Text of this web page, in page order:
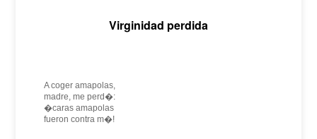
Virginidad perdida
A coger amapolas,
madre, me perd�:
�caras amapolas
fueron contra m�!